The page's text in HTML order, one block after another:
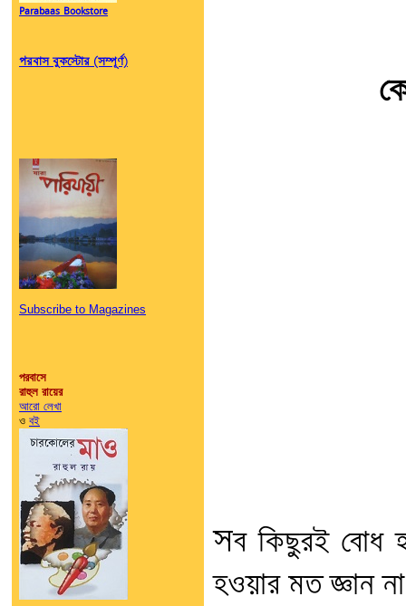
Parabaas Bookstore
পরবাস বুকস্টোর (সম্পূর্ণ)
Subscribe to Magazines
পরবাসে
রাহুল রায়ের
আরো লেখা
ও বই
সব কিছুরই বোধ
হওয়ার মত জ্ঞান না